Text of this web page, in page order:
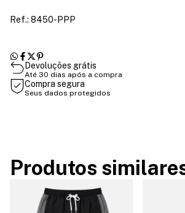
Ref.: 8450-PPP
Devoluções grátis
Até 30 dias após a compra
Compra segura
Seus dados protegidos
Produtos